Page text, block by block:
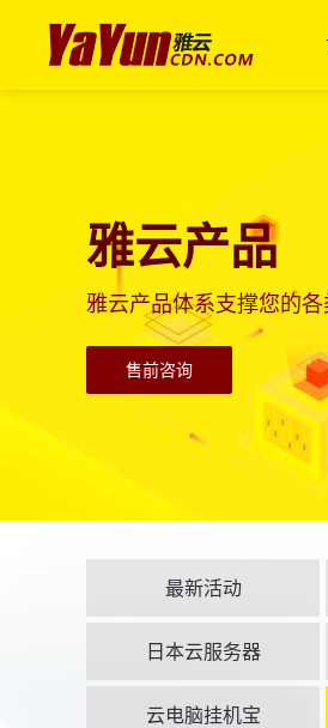
雅云产品
雅云产品体系支撑您的
售前咨询
最新活动
日本云服务器
云电脑挂机宝